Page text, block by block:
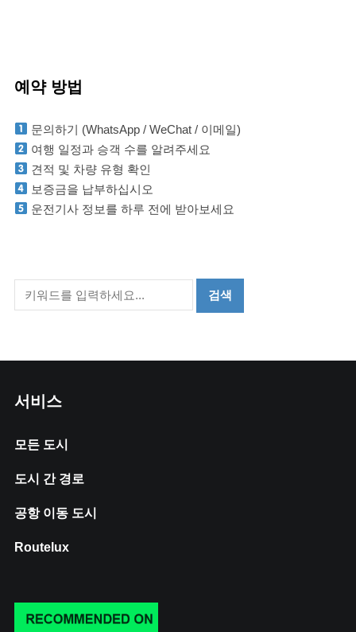
예약 방법
문의하기 (WhatsApp / WeChat / 이메일)
여행 일정과 승객 수를 알려주세요
견적 및 차량 유형 확인
보증금을 납부하십시오
운전기사 정보를 하루 전에 받아보세요
서비스
모든 도시
도시 간 경로
공항 이동 도시
Routelux